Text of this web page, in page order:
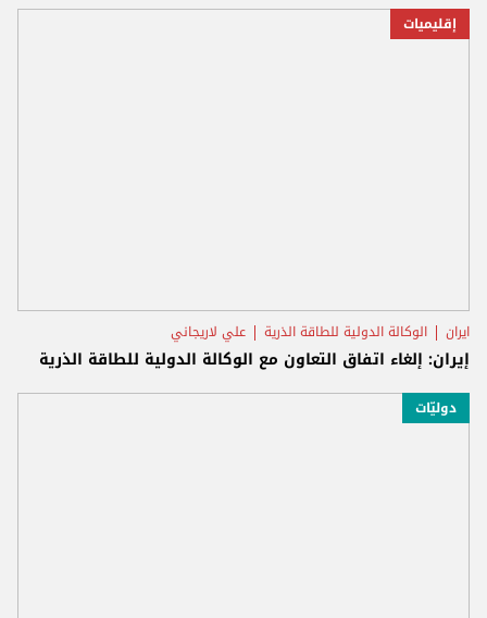
إقليميات
ايران الوكالة الدولية للطاقة الذرية علي لاريجاني
إيران: إلغاء اتفاق التعاون مع الوكالة الدولية للطاقة الذرية
دوليّات